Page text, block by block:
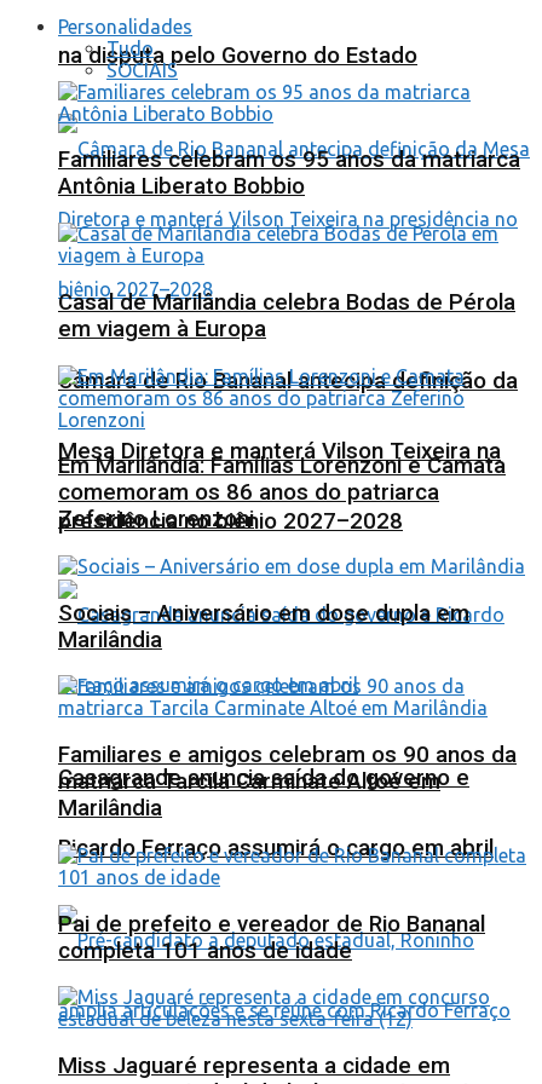
na disputa pelo Governo do Estado
Câmara de Rio Bananal antecipa definição da
Mesa Diretora e manterá Vilson Teixeira na
presidência no biênio 2027–2028
Casagrande anuncia saída do governo e
Ricardo Ferraço assumirá o cargo em abril
Personalidades
Tudo
SOCIAIS
Familiares celebram os 95 anos da matriarca
Antônia Liberato Bobbio
Casal de Marilândia celebra Bodas de Pérola
em viagem à Europa
Em Marilândia: Famílias Lorenzoni e Camata
comemoram os 86 anos do patriarca
Zeferino Lorenzoni
Sociais – Aniversário em dose dupla em
Marilândia
Familiares e amigos celebram os 90 anos da
matriarca Tarcila Carminate Altoé em
Marilândia
Pai de prefeito e vereador de Rio Bananal
completa 101 anos de idade
Miss Jaguaré representa a cidade em